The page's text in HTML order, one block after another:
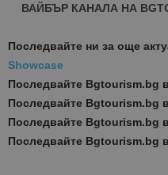
ВАЙБЪР КАНАЛА НА
Последвайте ни за още
Showcase
Последвайте Bgtourism.bg
Последвайте Bgtourism.bg в
Последвайте Bgtourism.bg
Последвайте Bgtourism.bg в